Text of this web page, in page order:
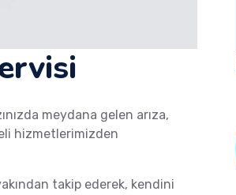
meydana gelen arıza,
hizmetlerimizden
takip ederek, kendini